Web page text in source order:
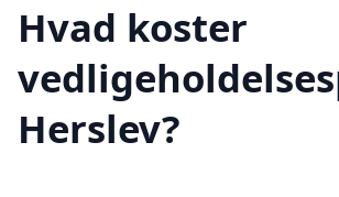
Hvad koster
Herslev?